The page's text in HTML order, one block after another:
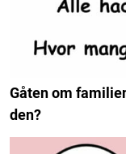
Gåten om
den?